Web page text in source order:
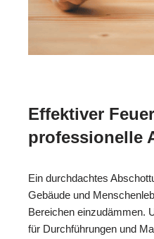
Effektiver
professionelle
Ein durchdachtes
Gebäude und
Bereichen einzudämmen.
für Durchführungen und